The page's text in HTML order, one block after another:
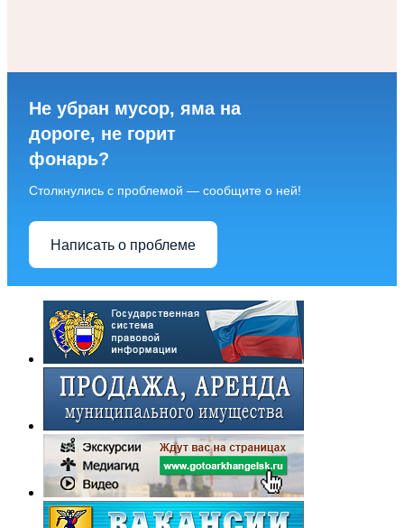
Не убран мусор, яма на
дороге, не горит
фонарь?
Столкнулись с проблемой — сообщите о ней!
Написать о проблеме